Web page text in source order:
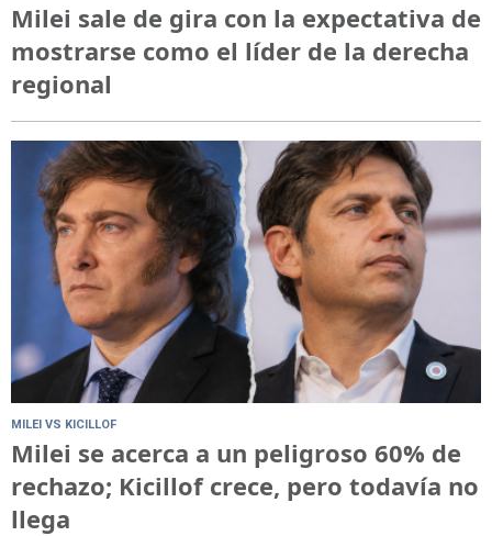
Milei sale de gira con la expectativa de
mostrarse como el líder de la derecha
regional
MILEI VS KICILLOF
Milei se acerca a un peligroso 60% de
rechazo; Kicillof crece, pero todavía no
llega